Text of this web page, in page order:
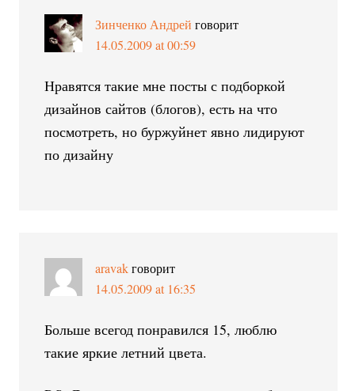
Зинченко Андрей говорит
14.05.2009 at 00:59
Нравятся такие мне посты с подборкой
дизайнов сайтов (блогов), есть на что
посмотреть, но буржуйнет явно лидируют
по дизайну
aravak говорит
14.05.2009 at 16:35
Больше всегод понравился 15, люблю
такие яркие летний цвета.